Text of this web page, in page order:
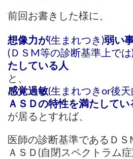
前回お書きした様に、
想像力が(生まれつき)弱い
(ＤＳМ等の診断基準上では
たしている人
と、
感覚過敏(生まれつきor後天
ＡＳＤの特性を満たしてい
が居るとすれば、
医師の診断基準であるＤ
ＡＳＤ(自閉スペクトラム